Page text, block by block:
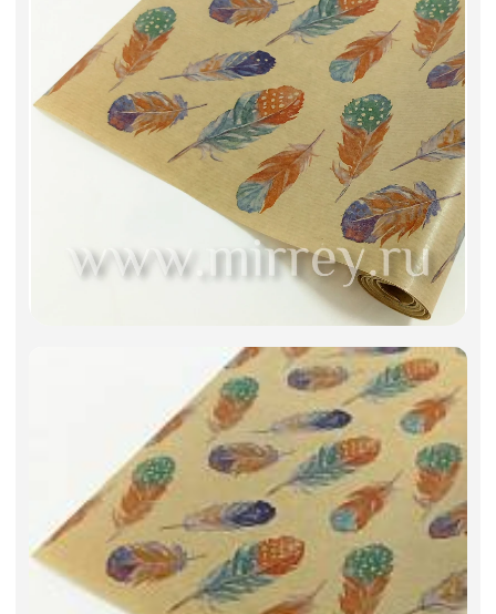
Игрушки мягкие
Изделия из металла